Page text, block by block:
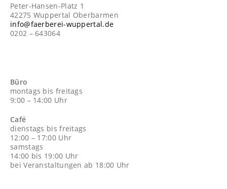
Peter-Hansen-Platz 1
42275 Wuppertal Oberbarmen
info@faerberei-wuppertal.de
0202 – 643064
Büro
montags bis freitags
9:00 – 14:00 Uhr
Café
dienstags bis freitags
12:00 – 17:00 Uhr
samstags
14:00 bis 19:00 Uhr
bei Veranstaltungen ab 18:00 Uhr